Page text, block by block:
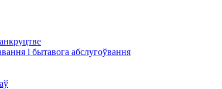
і бытавога абслугоўвання